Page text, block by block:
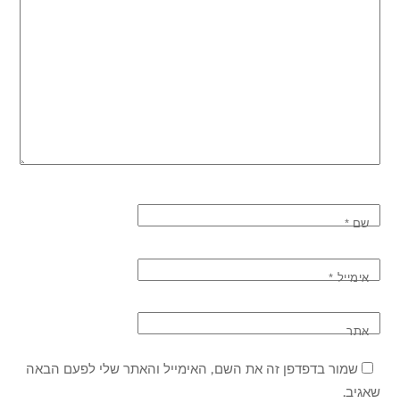
שם*
אימייל*
אתר
שמור בדפדפן זה את השם, האימייל והאתר שלי לפעם הבאה
שאגיב.